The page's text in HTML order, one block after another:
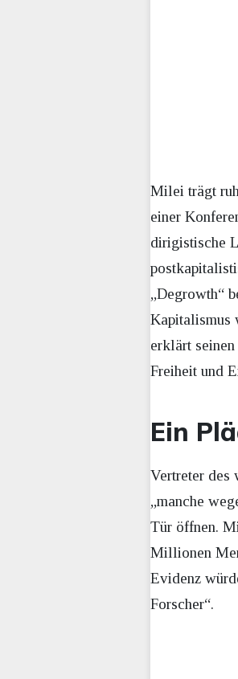
Milei trägt
einer
dirigistische
„Degrowth“
Kapitalismus
erklärt
Freiheit und
Ein
Vertreter des
„manche
Tür öffnen.
Millionen
Evidenz
Forscher“.